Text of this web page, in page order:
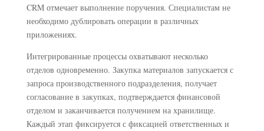
CRM отмечает выполнение поручения. Специалистам не
необходимо дублировать операции в различных
приложениях.
Интегрированные процессы охватывают несколько
отделов одновременно. Закупка материалов запускается с
запроса производственного подразделения, получает
согласование в закупках, подтверждается финансовой
отделом и заканчивается получением на хранилище.
Каждый этап фиксируется с фиксацией ответственных и